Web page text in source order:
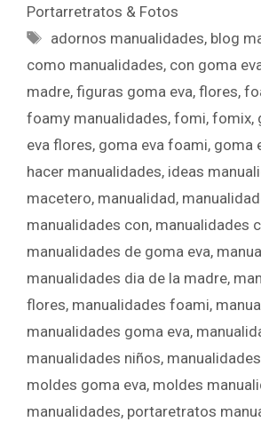
Portarretratos & Fotos
adornos manualidades, blog
como manualidades, con goma
madre, figuras goma eva, flores,
foamy manualidades, fomi, fomix,
eva flores, goma eva foami, goma
hacer manualidades, ideas
macetero, manualidad,
manualidades con, manualidades
manualidades de goma eva,
manualidades dia de la madre,
flores, manualidades foami,
manualidades goma eva,
manualidades niños,
moldes goma eva, moldes
manualidades, portaretratos